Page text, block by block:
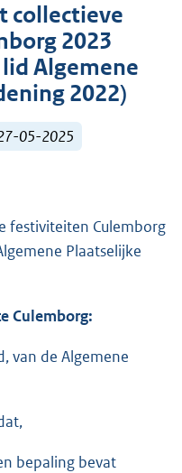
collectieve
2023
Algemene
2022)
05-2025
festiviteiten Culemborg
Plaatselijke
Culemborg:
van de Algemene
bepaling bevat